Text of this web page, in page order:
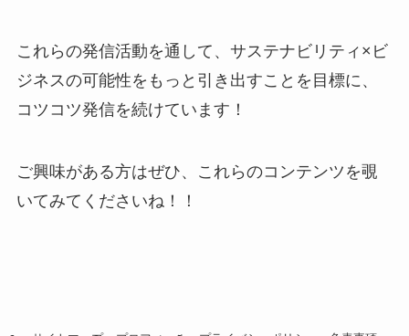
これらの発信活動を通して、サステナビリティ×ビ
ジネスの可能性をもっと引き出すことを目標に、
コツコツ発信を続けています！
ご興味がある方はぜひ、これらのコンテンツを覗
いてみてくださいね！！